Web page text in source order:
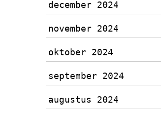
december 2024
november 2024
oktober 2024
september 2024
augustus 2024